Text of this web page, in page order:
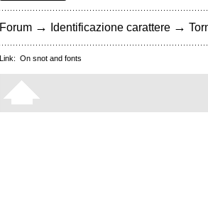
Forum → Identificazione carattere →
Link: On snot and fonts